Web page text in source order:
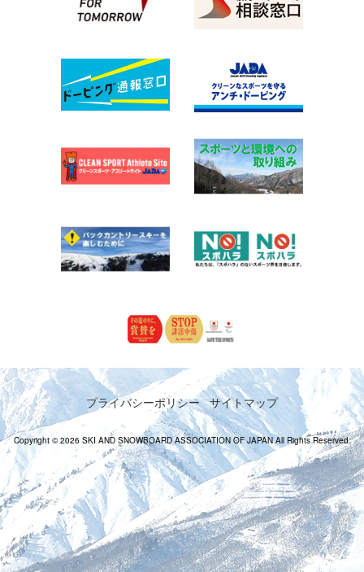
プライバシーポリシー サイトマップ
Copyright © 2026 SKI AND SNOWBOARD ASSOCIATION OF JAPAN All Rights Reserved.